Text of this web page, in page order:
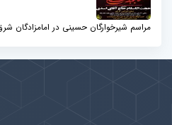
مراسم شیرخوارگان حسینی در امامزادگان